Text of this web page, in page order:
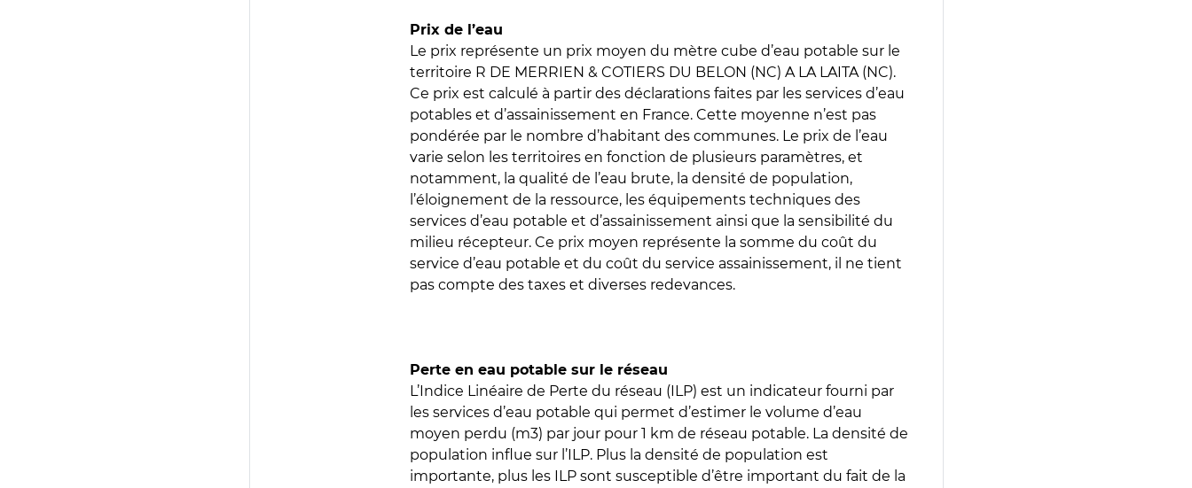
Prix de l’eau
Le prix représente un prix moyen du mètre cube d’eau potable sur le
territoire R DE MERRIEN & COTIERS DU BELON (NC) A LA LAITA (NC).
Ce prix est calculé à partir des déclarations faites par les services d’eau
potables et d’assainissement en France. Cette moyenne n’est pas
pondérée par le nombre d’habitant des communes. Le prix de l’eau
varie selon les territoires en fonction de plusieurs paramètres, et
notamment, la qualité de l’eau brute, la densité de population,
l’éloignement de la ressource, les équipements techniques des
services d’eau potable et d’assainissement ainsi que la sensibilité du
milieu récepteur. Ce prix moyen représente la somme du coût du
service d’eau potable et du coût du service assainissement, il ne tient
pas compte des taxes et diverses redevances.
Perte en eau potable sur le réseau
L’Indice Linéaire de Perte du réseau (ILP) est un indicateur fourni par
les services d’eau potable qui permet d’estimer le volume d’eau
moyen perdu (m3) par jour pour 1 km de réseau potable. La densité de
population influe sur l’ILP. Plus la densité de population est
importante, plus les ILP sont susceptible d’être important du fait de la